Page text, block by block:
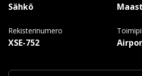
Sähkö
Rekisterinumero
XSE-752